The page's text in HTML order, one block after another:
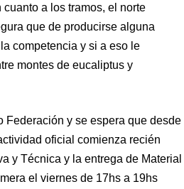
a los tramos, el norte
que de producirse alguna
competencia y si a eso le
montes de eucaliptus y
Federación y se espera que desde
oficial comienza recién
y Técnica y la entrega de Material
el viernes de 17hs a 19hs